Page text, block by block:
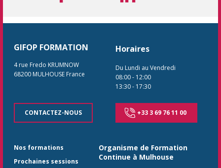
GIFOP FORMATION
4 rue Fredo KRUMNOW
68200 MULHOUSE France
CONTACTEZ-NOUS
Horaires
Du Lundi au Vendredi
08:00- 12:00
13:30- 17:30
+33 3 69 76 11 00
Nos formations
Prochaines sessions
Organisme de Formation
Continue à Mulhouse